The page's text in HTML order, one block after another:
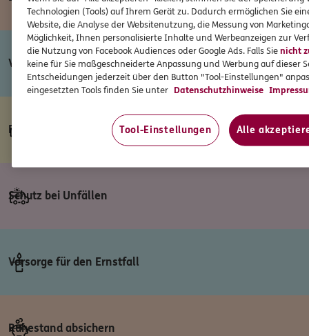
Vorsorge für den Pflegefall
Finanzielle Vorsorge
Schutz bei Unfällen
Vorsorge für den Ernstfall
Ruhestand absichern
Technologien (Tools) auf Ihrem Gerät zu. Dadurch ermöglichen Sie
Website, die Analyse der Websitenutzung, die Messung von
Möglichkeit, Ihnen personalisierte Inhalte und Werbeanzeigen zur
die Nutzung von Facebook Audiences oder Google Ads. Falls Sienicht
keine für Sie maßgeschneiderte Anpassung und Werbung auf dieser
Entscheidungen jederzeit über den Button "Tool-Einstellungen"
eingesetzten Tools finden Sie unter Datenschutzhinweise
Tool-Einstellungen Alle